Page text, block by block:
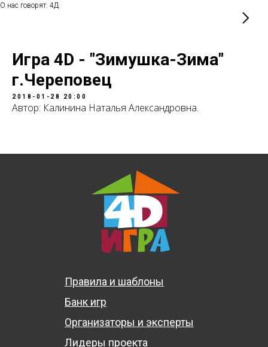
О нас говорят. 4Д
Игра 4D - "Зимушка-Зима"
г.Череповец
2018-01-28 20:00
Автор: Калинина Наталья Александровна.
Правила и шаблоны
Банк игр
Организаторы и эксперты
Лидеры проекта